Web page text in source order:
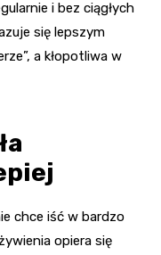
i bez ciągłych
się lepszym
a kłopotliwa w
chce iść w bardzo
opiera się